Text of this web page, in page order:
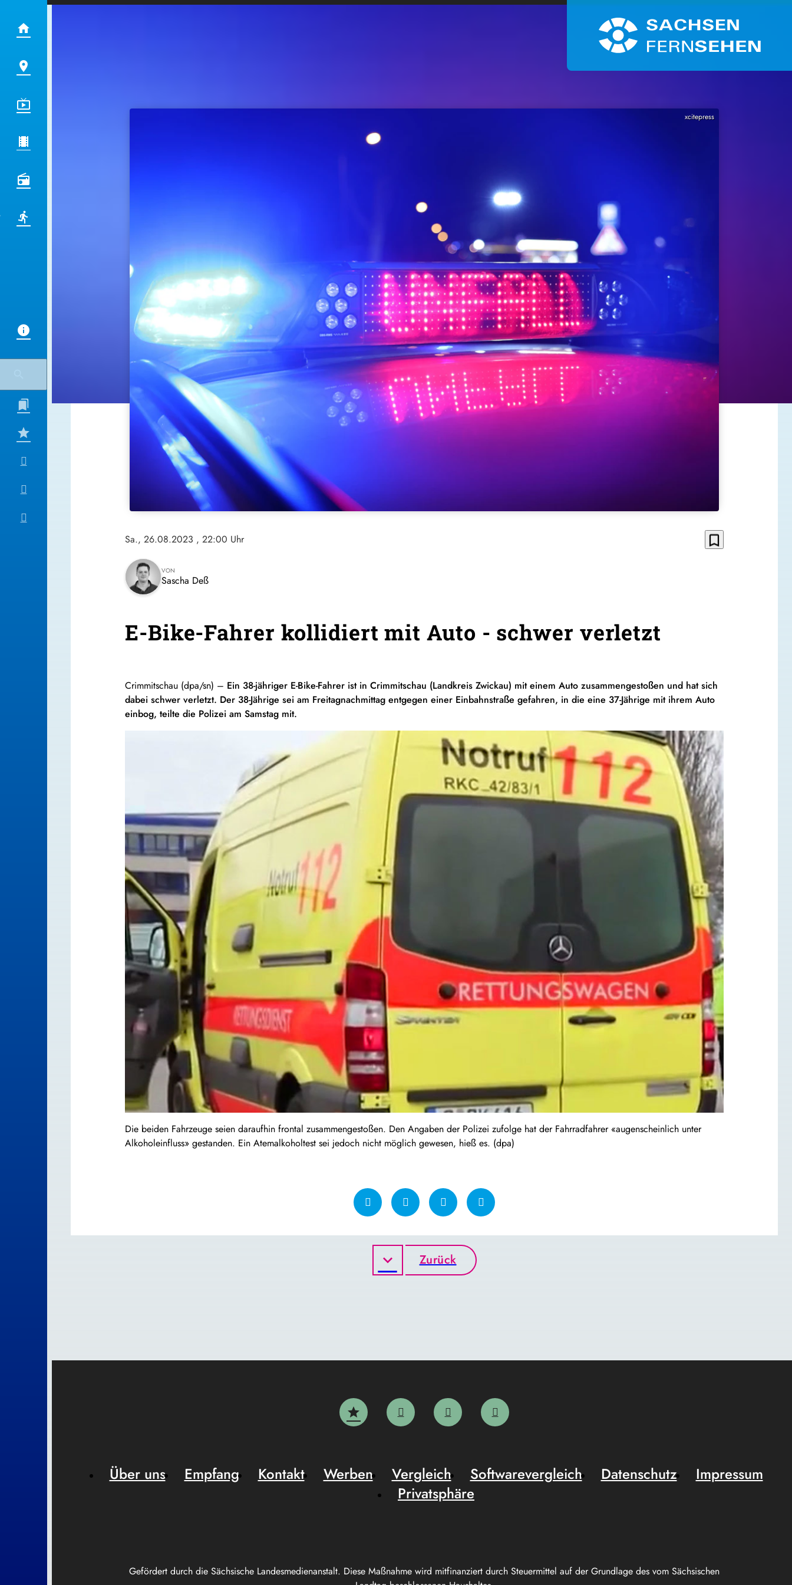
xcitepress
Sa., 26.08.2023 , 22:00 Uhr bookmark_border
VON
Sascha Deß
E-Bike-Fahrer kollidiert mit Auto - schwer verletzt
Crimmitschau (dpa/sn) – Ein 38-jähriger E-Bike-Fahrer ist in Crimmitschau (Landkreis Zwickau) mit einem Auto zusammengestoßen und hat sich
dabei schwer verletzt. Der 38-Jährige sei am Freitagnachmittag entgegen einer Einbahnstraße gefahren, in die eine 37-Jährige mit ihrem Auto
einbog, teilte die Polizei am Samstag mit.
Die beiden Fahrzeuge seien daraufhin frontal zusammengestoßen. Den Angaben der Polizei zufolge hat der Fahrradfahrer «augenscheinlich unter
Alkoholeinfluss» gestanden. Ein Atemalkoholtest sei jedoch nicht möglich gewesen, hieß es. (dpa)
Zurück
Gefördert durch die Sächsische Landesmedienanstalt. Diese Maßnahme wird mitfinanziert durch Steuermittel auf der Grundlage des vom Sächsischen
Über uns Empfang Kontakt Werben Vergleich Softwarevergleich Datenschutz
Impressum
Privatsphäre